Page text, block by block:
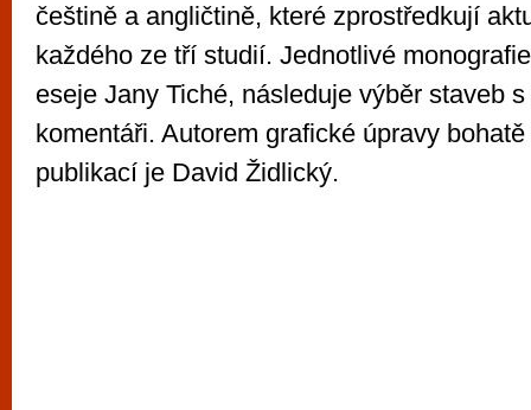
češtině a angličtině, které zprostředkují
každého ze tří studií. Jednotlivé
eseje Jany Tiché, následuje výběr staveb
komentáři. Autorem grafické úpravy
publikací je David Židlický.